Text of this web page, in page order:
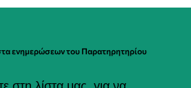
ενημερώσεων του Παρατηρητηρίου